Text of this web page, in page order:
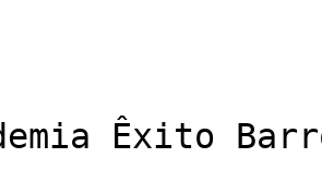
Êxito